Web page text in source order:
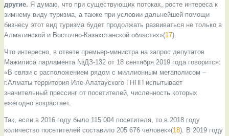
другие. Я думаю, что при существующих потоках, росте интереса к
зимнему виду туризма, а также при условии дальнейшей помощи
бизнесу этот вид туризма будет продолжать развиваться не только в
Алматинской и Восточно-Казахстанской областях»(17).
Что интересно, в ответе премьер-министра на запрос депутатов
Мажилиса парламента №ДЗ-132 от 18 сентября 2019 года говорится:
«В связи с расположением рядом с миллионным мегаполисом –
г.Алматы территория Иле-Алатауского ГНПП испытывает
значительный прессинг от посетителей, численность которых
ежегодно возрастает.
Так, если в 2016 году было 115 004 посетителя, то в 2018 году
количество посетителей составило 205 676 человек»(18). В 2019 году